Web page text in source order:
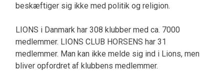
beskæftiger sig ikke med politik og religion.
LIONS i Danmark har 308 klubber med ca. 7000
medlemmer. LIONS CLUB HORSENS har 31
medlemmer. Man kan ikke melde sig ind i Lions, men
bliver opfordret af klubbens medlemmer.